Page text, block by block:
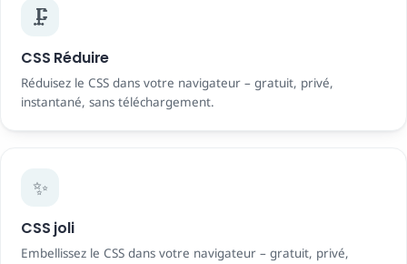
🗜️
CSS Réduire
Réduisez le CSS dans votre navigateur – gratuit, privé,
instantané, sans téléchargement.
✨
CSS joli
Embellissez le CSS dans votre navigateur – gratuit, privé,